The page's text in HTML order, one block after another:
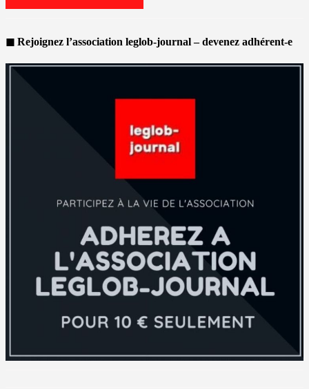
◼ Rejoignez l’association leglob-journal – devenez adhérent-e